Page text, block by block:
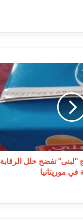
تفضح خلل الرقابة
في موريتانيا